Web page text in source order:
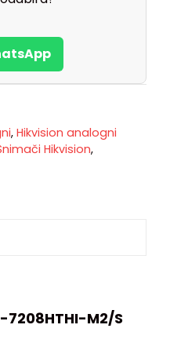
, Hikvision analogni
Hikvision,
7208HTHI-M2/S